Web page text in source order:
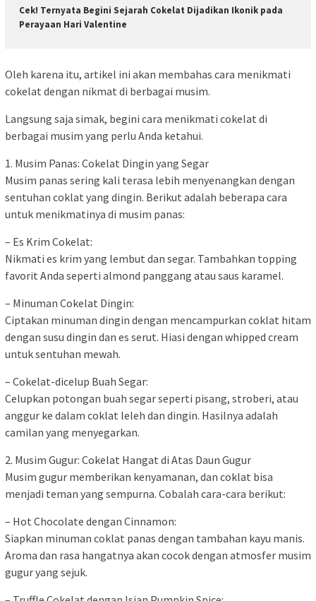
Cek! Ternyata Begini Sejarah Cokelat Dijadikan Ikonik pada
Perayaan Hari Valentine
Oleh karena itu, artikel ini akan membahas cara menikmati
cokelat dengan nikmat di berbagai musim.
Langsung saja simak, begini cara menikmati cokelat di
berbagai musim yang perlu Anda ketahui.
1. Musim Panas: Cokelat Dingin yang Segar
Musim panas sering kali terasa lebih menyenangkan dengan
sentuhan coklat yang dingin. Berikut adalah beberapa cara
untuk menikmatinya di musim panas:
– Es Krim Cokelat:
Nikmati es krim yang lembut dan segar. Tambahkan topping
favorit Anda seperti almond panggang atau saus karamel.
– Minuman Cokelat Dingin:
Ciptakan minuman dingin dengan mencampurkan coklat hitam
dengan susu dingin dan es serut. Hiasi dengan whipped cream
untuk sentuhan mewah.
– Cokelat-dicelup Buah Segar:
Celupkan potongan buah segar seperti pisang, stroberi, atau
anggur ke dalam coklat leleh dan dingin. Hasilnya adalah
camilan yang menyegarkan.
2. Musim Gugur: Cokelat Hangat di Atas Daun Gugur
Musim gugur memberikan kenyamanan, dan coklat bisa
menjadi teman yang sempurna. Cobalah cara-cara berikut:
– Hot Chocolate dengan Cinnamon:
Siapkan minuman coklat panas dengan tambahan kayu manis.
Aroma dan rasa hangatnya akan cocok dengan atmosfer musim
gugur yang sejuk.